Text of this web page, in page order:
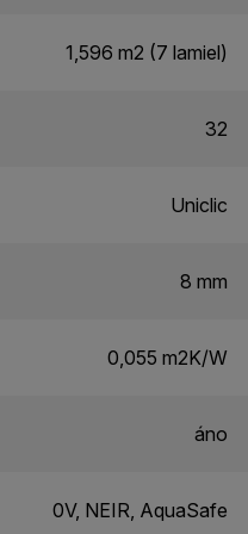
1,596 m2 (7 lamiel)
32
Uniclic
8 mm
0,055 m2K/W
áno
0V, NEIR, AquaSafe